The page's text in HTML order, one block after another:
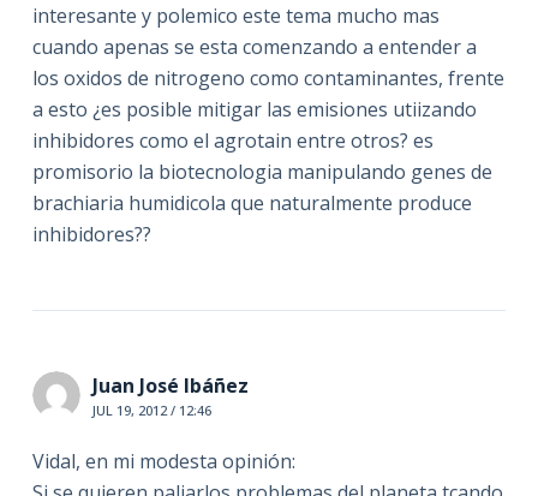
interesante y polemico este tema mucho mas
cuando apenas se esta comenzando a entender a
los oxidos de nitrogeno como contaminantes, frente
a esto ¿es posible mitigar las emisiones utiizando
inhibidores como el agrotain entre otros? es
promisorio la biotecnologia manipulando genes de
brachiaria humidicola que naturalmente produce
inhibidores??
Juan José Ibáñez
JUL 19, 2012 / 12:46
Vidal, en mi modesta opinión: